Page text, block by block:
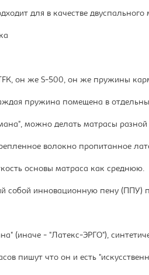
для в качестве двуспального
он же S-500, он же пружины
пружина помещена в
можно делать матрасы разной
волокно пропитанное
основы матраса как среднюю.
собой инновационную пену (ППУ)
(иначе - "Латекс-ЭРГО"),
пишут что он и есть